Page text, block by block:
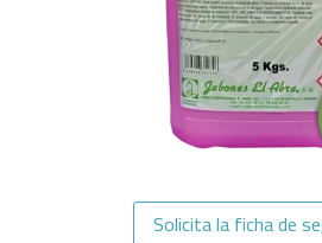
Solicita la ficha de